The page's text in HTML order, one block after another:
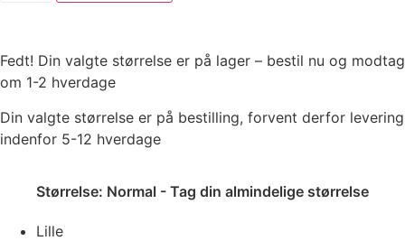
Fedt! Din valgte størrelse er på lager – bestil nu og modtag
om 1-2 hverdage
Din valgte størrelse er på bestilling, forvent derfor levering
indenfor 5-12 hverdage
Størrelse: Normal - Tag din almindelige størrelse
Lille